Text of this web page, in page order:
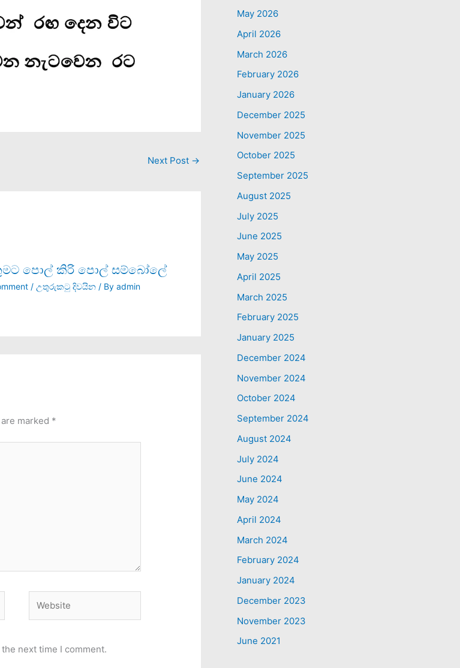
Next Post →
පොල් කිරි පොල් සම්බෝලේ
/ උතුරුකටු දිවයින/ By admin
marked *
next time I comment.
May 2026
April 2026
March 2026
February 2026
January 2026
December 2025
November 2025
October 2025
September 2025
August 2025
July 2025
June 2025
May 2025
April 2025
March 2025
February 2025
January 2025
December 2024
November 2024
October 2024
September 2024
August 2024
July 2024
June 2024
May 2024
April 2024
March 2024
February 2024
January 2024
December 2023
November 2023
June 2021